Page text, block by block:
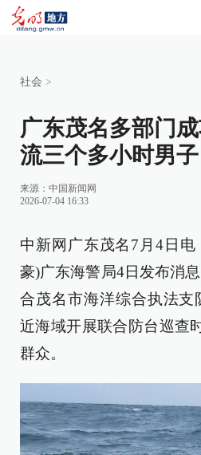
社会 >
广东茂名多部门
流三个多小时男子
来源： 中国新闻网
2026-07-04 16:33
中新网广东茂名7月4日
豪)广东海警局4日发布消
合茂名市海洋综合执法支
近海域开展联合防台巡查
群众。